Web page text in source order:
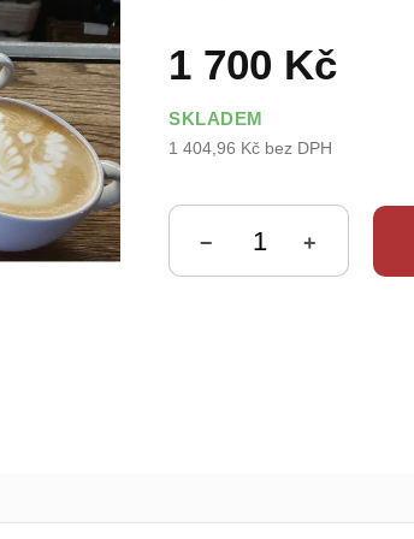
1 700 Kč
SKLADEM
1 404,96 Kč bez DPH
+
−